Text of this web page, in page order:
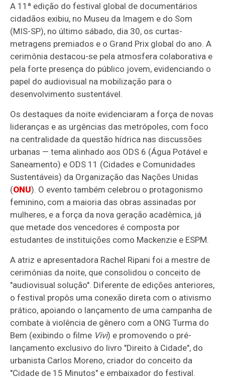
A 11ª edição do festival global de documentários
cidadãos exibiu, no Museu da Imagem e do Som
(MIS-SP), no último sábado, dia 30, os curtas-
metragens premiados e o Grand Prix global do ano. A
cerimônia destacou-se pela atmosfera colaborativa e
pela forte presença do público jovem, evidenciando o
papel do audiovisual na mobilização para o
desenvolvimento sustentável.
Os destaques da noite evidenciaram a força de novas
lideranças e as urgências das metrópoles, com foco
na centralidade da questão hídrica nas discussões
urbanas — tema alinhado aos ODS 6 (Água Potável e
Saneamento) e ODS 11 (Cidades e Comunidades
Sustentáveis) da Organização das Nações Unidas
(ONU). O evento também celebrou o protagonismo
feminino, com a maioria das obras assinadas por
mulheres, e a força da nova geração acadêmica, já
que metade dos vencedores é composta por
estudantes de instituições como Mackenzie e ESPM.
A atriz e apresentadora Rachel Ripani foi a mestre de
cerimônias da noite, que consolidou o conceito de
"audiovisual solução". Diferente de edições anteriores,
o festival propôs uma conexão direta com o ativismo
prático, apoiando o lançamento de uma campanha de
combate à violência de gênero com a ONG Turma do
Bem (exibindo o filme Vivi) e promovendo o pré-
lançamento exclusivo do livro "Direito à Cidade", do
urbanista Carlos Moreno, criador do conceito da
"Cidade de 15 Minutos" e embaixador do festival.